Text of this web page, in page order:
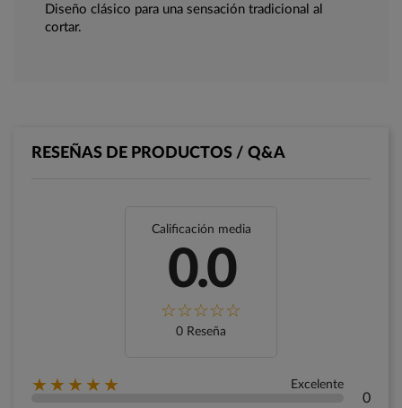
Diseño clásico para una sensación tradicional al
cortar.
RESEÑAS DE PRODUCTOS / Q&A
Calificación media
0.0
0 Reseña
★★★★★ Excelente
0